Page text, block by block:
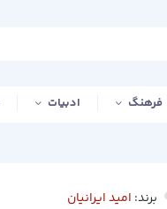
فرهنگ ادبیات
برند: امید ایرانیان